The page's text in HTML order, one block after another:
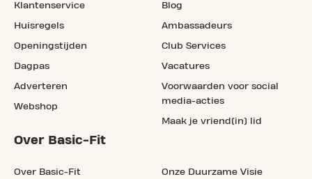
Klantenservice
Huisregels
Openingstijden
Dagpas
Adverteren
Webshop
Blog
Ambassadeurs
Club Services
Vacatures
Voorwaarden voor social
media-acties
Maak je vriend(in) lid
Over Basic-Fit
Over Basic-Fit Onze Duurzame Visie